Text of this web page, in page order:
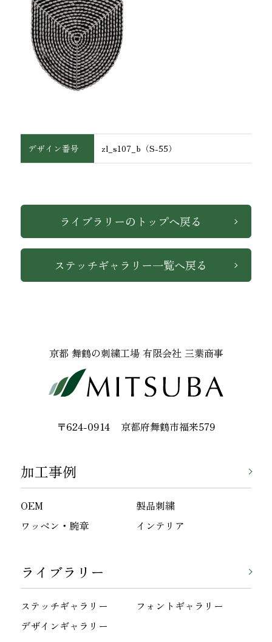
ワッペン・腕章
インテリア
デザイン番号 zl_s107_b（S-55）
ライブラリーのトップへ戻る
ステッチギャラリー一覧へ戻る
京都 舞鶴の刺繍工場 有限会社 三葉商事
〒624-0914 京都府舞鶴市福来579
加工事例
OEM
製品刺繍
ワッペン・腕章
インテリア
ライブラリー
ステッチギャラリー
フォントギャラリー
デザインギャラリー